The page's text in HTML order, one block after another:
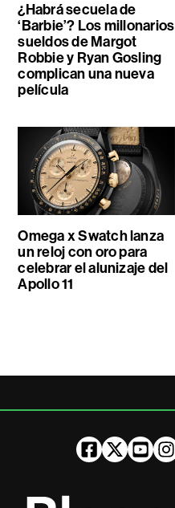
¿Habrá secuela de
‘Barbie’? Los millonarios
sueldos de Margot
Robbie y Ryan Gosling
complican una nueva
película
Omega x Swatch lanza
un reloj con oro para
celebrar el alunizaje del
Apollo 11